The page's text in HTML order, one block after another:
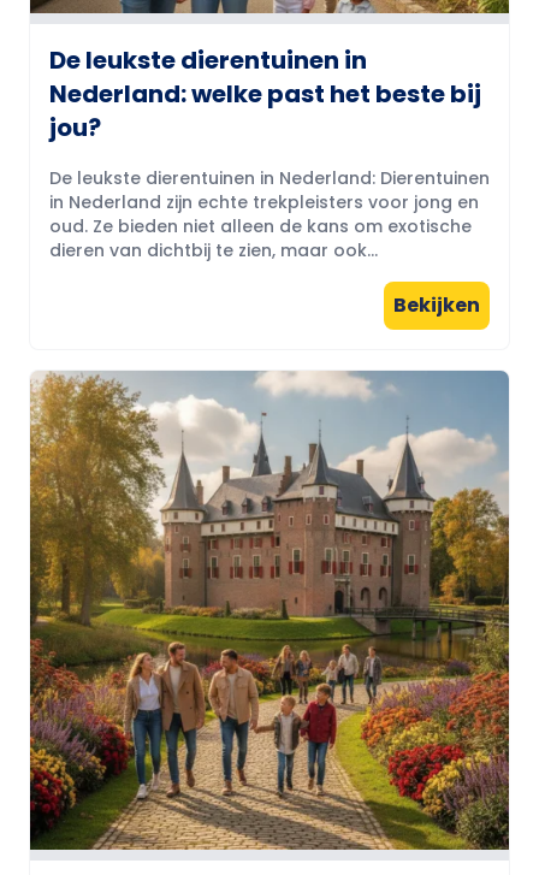
De leukste dierentuinen in
Nederland: welke past het beste bij
jou?
De leukste dierentuinen in Nederland: Dierentuinen
in Nederland zijn echte trekpleisters voor jong en
oud. Ze bieden niet alleen de kans om exotische
dieren van dichtbij te zien, maar ook...
Bekijken